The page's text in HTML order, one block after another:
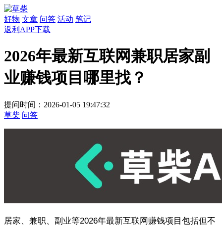
好物 文章 问答 活动 笔记
返利APP下载
2026年最新互联网兼职居家副
业赚钱项目哪里找？
提问时间：2026-01-05 19:47:32
草柴 问答
居家、兼职、副业等2026年最新互联网赚钱项目包括但不